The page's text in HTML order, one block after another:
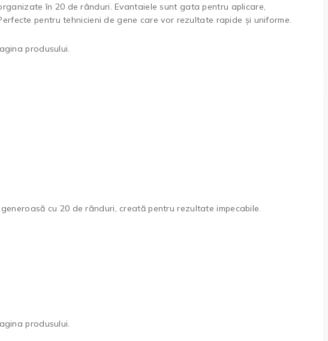
în 20 de rânduri. Evantaiele sunt gata pentru aplicare,
pentru tehnicieni de gene care vor rezultate rapide și uniforme.
produsului.
cu 20 de rânduri, creată pentru rezultate impecabile.
produsului.